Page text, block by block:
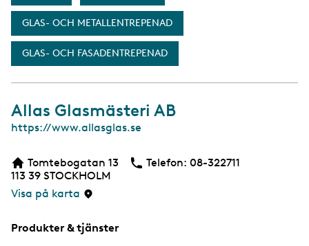
GLAS- OCH METALLENTREPENAD
GLAS- OCH FASADENTREPENAD
Allas Glasmästeri AB
W
b
s
i
https://www.allasglas.se
Tomtebogatan 13
113 39 STOCKHOLM
Visa på karta
Telefon: Telefon
08-322711
Produkter & tjänster